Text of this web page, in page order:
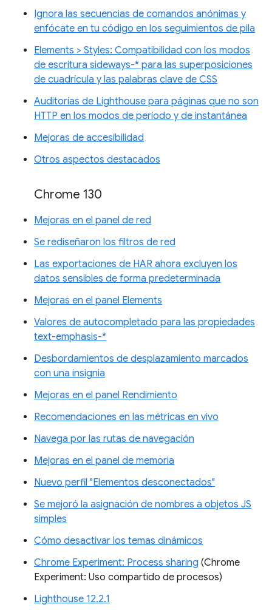
Ignora las secuencias de comandos anónimas y
enfócate en tu código en los seguimientos de pila
Elements > Styles: Compatibilidad con los modos
de escritura sideways-* para las superposiciones
de cuadrícula y las palabras clave de CSS
Auditorías de Lighthouse para páginas que no son
HTTP en los modos de período y de instantánea
Mejoras de accesibilidad
Otros aspectos destacados
Chrome 130
Mejoras en el panel de red
Se rediseñaron los filtros de red
Las exportaciones de HAR ahora excluyen los
datos sensibles de forma predeterminada
Mejoras en el panel Elements
Valores de autocompletado para las propiedades
text-emphasis-*
Desbordamientos de desplazamiento marcados
con una insignia
Mejoras en el panel Rendimiento
Recomendaciones en las métricas en vivo
Navega por las rutas de navegación
Mejoras en el panel de memoria
Nuevo perfil "Elementos desconectados"
Se mejoró la asignación de nombres a objetos JS
simples
Cómo desactivar los temas dinámicos
Chrome Experiment: Process sharing (Chrome
Experiment: Uso compartido de procesos)
Lighthouse 12.2.1